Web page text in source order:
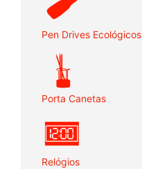
Pen Drives Ecológicos
Porta Canetas
Relógios